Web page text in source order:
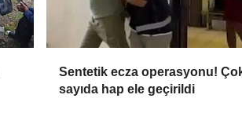
Sentetik ecza operasyonu!
sayıda hap ele geçirildi